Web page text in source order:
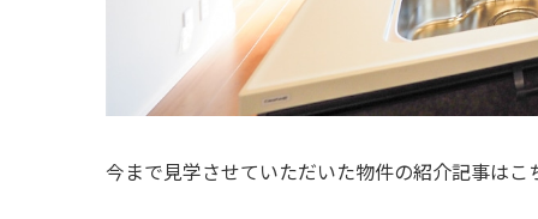
今まで見学させていただいた物件の紹介記事はこ